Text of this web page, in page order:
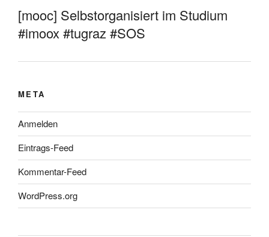
[mooc] Selbstorganisiert im Studium
#imoox #tugraz #SOS
META
Anmelden
Eintrags-Feed
Kommentar-Feed
WordPress.org